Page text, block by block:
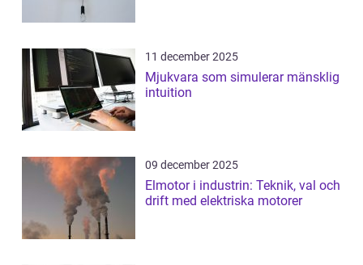
11 december 2025
Mjukvara som simulerar mänsklig
intuition
09 december 2025
Elmotor i industrin: Teknik, val och
drift med elektriska motorer